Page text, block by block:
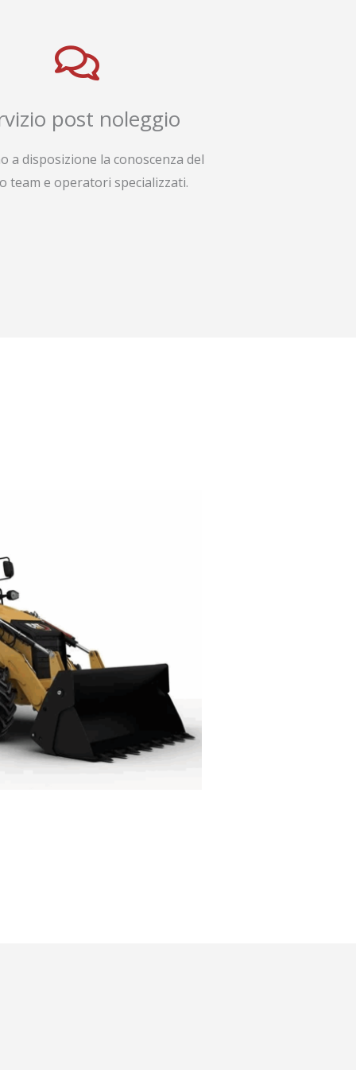
post noleggio
a disposizione la conoscenza del
team e operatori specializzati.